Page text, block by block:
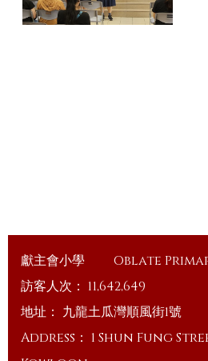
獻主會小學
Oblate
訪客人次： 11,642,649
地址： 九龍土瓜灣順風街1號
Address： 1 Shun Fung